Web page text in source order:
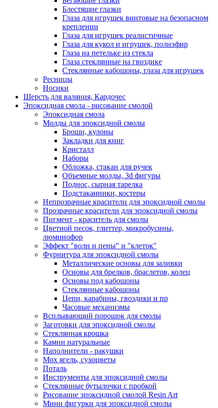
Блестящие глазки
Глаза для игрушек винтовые на безопасном
креплении
Глаза для игрушек реалистичные
Глаза для кукол и игрушек, полиэфир
Глаза на петельке из стекла
Глаза стеклянные на гвоздике
Стеклянные кабошоны, глаза для игрушек
Ресницы
Носики
Шерсть для валяния, Кардочес
Эпоксидная смола - рисование смолой
Эпоксидная смола
Молды для эпоксидной смолы
Броши, кулоны
Закладки для книг
Кристалл
Наборы
Обложка, стакан для ручек
Объемные молды, 3d фигуры
Поднос, сырная тарелка
Подстаканники, костеры
Непрозрачные красители для эпоксидной смолы
Прозрачные красители для эпоксидной смолы
Пигмент - краситель для смолы
Цветной песок, глиттер, микробусины,
люминофор
Эффект "волн и пены" и "клеток"
Фурнитура для эпоксидной смолы
Металлические основы для заливки
Основы для брелков, браслетов, колец
Основы под кабошоны
Стеклянные кабошоны
Цепи, карабины, гвоздики и пр
Часовые механизмы
Всплывающий порошок для смолы
Заготовки для эпоксидной смолы
Стеклянная крошка
Камни натуральные
Наполнители - ракушки
Мох ягель, сухоцветы
Поталь
Инструменты для эпоксидной смолы
Стеклянные бутылочки с пробкой
Рисование эпоксидной смолой Resin Art
Мини фигурки для эпоксидной смолы